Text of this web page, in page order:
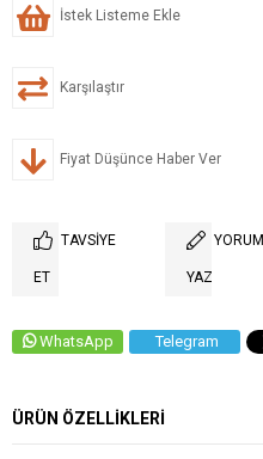
İstek Listeme Ekle
Karşılaştır
Fiyat Düşünce Haber Ver
TAVSIYE
ET
YORUM
YAZ
WhatsApp Telegram
ÜRÜN ÖZELLIKLERI